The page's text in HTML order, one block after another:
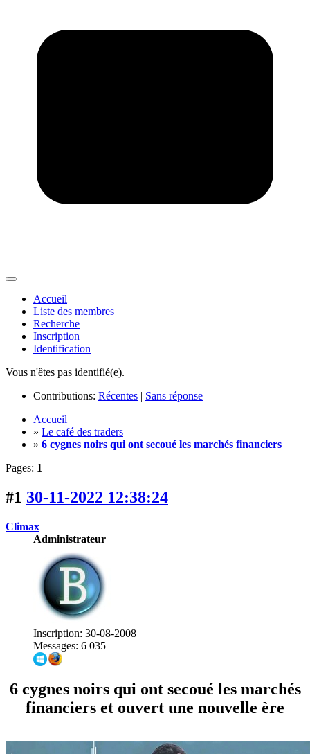
Accueil
Liste des membres
Recherche
Inscription
Identification
Vous n'êtes pas identifié(e).
Contributions: Récentes | Sans réponse
Accueil
» Le café des traders
» 6 cygnes noirs qui ont secoué les marchés financiers
Pages: 1
#1 30-11-2022 12:38:24
Climax
Administrateur
Inscription: 30-08-2008
Messages: 6 035
6 cygnes noirs qui ont secoué les marchés
financiers et ouvert une nouvelle ère